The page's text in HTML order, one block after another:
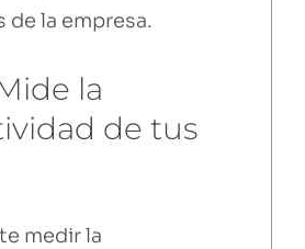
de la empresa.
la
de tus
medir la